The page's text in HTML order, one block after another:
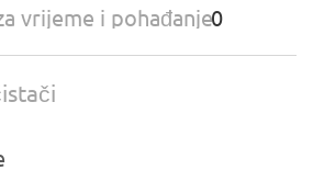
vrijeme i pohađanje